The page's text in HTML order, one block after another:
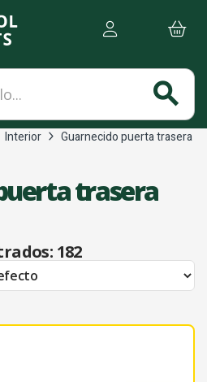
search
Interior
Guarnecido puerta trasera
trasera
182